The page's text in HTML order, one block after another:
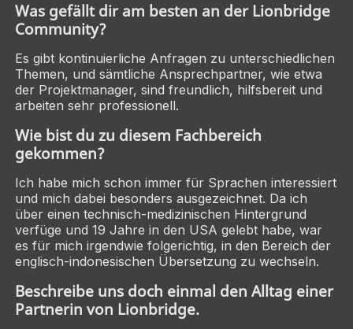
Was gefällt dir am besten an der Lionbridge
Community?
Es gibt kontinuierliche Anfragen zu unterschiedlichen
Themen, und sämtliche Ansprechpartner, wie etwa
der Projektmanager, sind freundlich, hilfsbereit und
arbeiten sehr professionell.
Wie bist du zu diesem Fachbereich
gekommen?
Ich habe mich schon immer für Sprachen interessiert
und mich dabei besonders ausgezeichnet. Da ich
über einen technisch-medizinischen Hintergrund
verfüge und 19 Jahre in den USA gelebt habe, war
es für mich irgendwie folgerichtig, in den Bereich der
englisch-indonesischen Übersetzung zu wechseln.
Beschreibe uns doch einmal den Alltag einer
Partnerin von Lionbridge.